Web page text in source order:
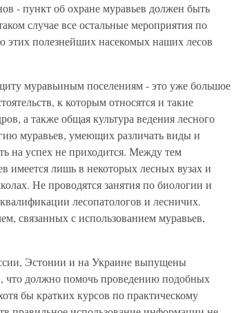
- пункт об охране муравьев должен быть
случае все остальные мероприятия по
этих полезнейших насекомых наших лесов
муравьиным поселениям - это уже большое
к которым относятся и такие
а также общая культура ведения лесного
муравьев, умеющих различать виды и
на успех не приходится. Между тем
имеется лишь в некоторых лесных вузах и
Не проводятся занятия по биологии и
лесопатологов и лесничих.
связанных с использованием муравьев,
Эстонии и на Украине выпущены
что должно помочь проведению подобных
бы кратких курсов по практическому